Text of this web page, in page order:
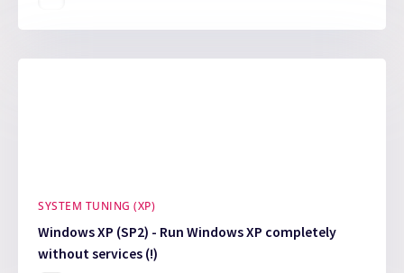
SYSTEM TUNING (XP)
Windows XP (SP2) - Run Windows XP completely
without services (!)